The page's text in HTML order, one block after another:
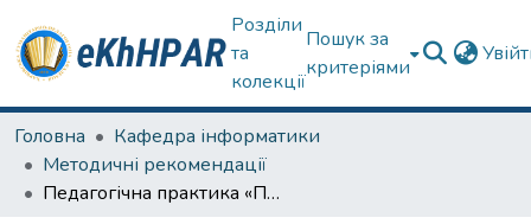
Розділи
та
колекції
Пошук за
критеріями
Головна
Кафедра інформатики
Методичні рекомендації
Педагогічна практика «Позакласна виховна робота» : методичні настанови для студентів спеціальності 014.09 Середня освіта (Інформатика)